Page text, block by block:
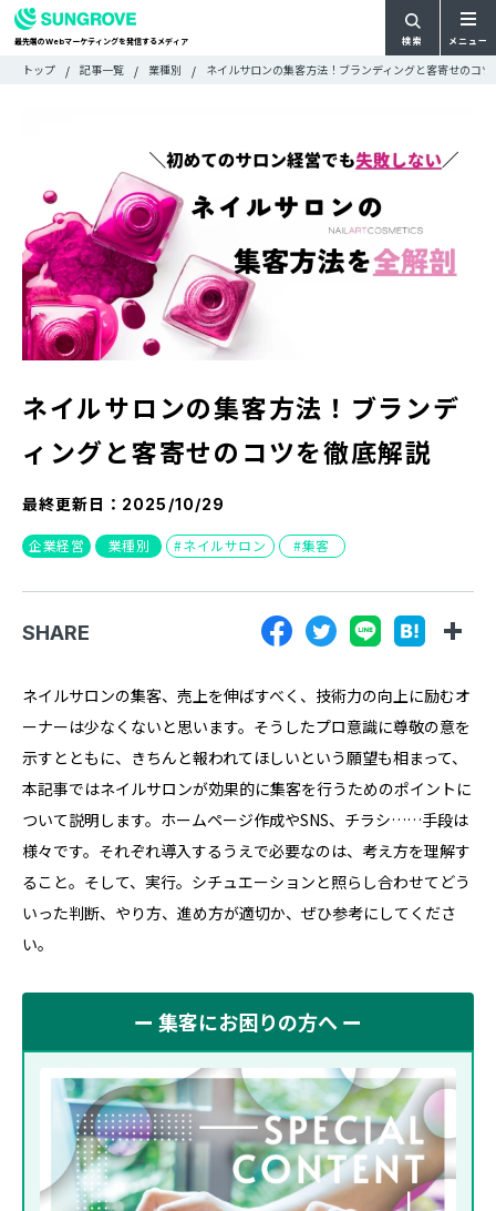
最先端のWebマーケティングを発信するメディア 検索 メニュー
覧
カテゴリで探す
タグで探す
WRITER
ライターで探す
FEATURE
特集
MOVIE
動画
DOCUMENT
『SUNGROVE』について
利用規約
特定商取引法に基づく表記
プライバシーポリシー
運営会社
検
検
トップ 記事一覧 業種別 ネイルサロンの集客方法！ブランディングと客寄せのコ
ネイルサロンの集客方法！ブランデ
ィングと客寄せのコツを徹底解説
最終更新日： 2025/10/29
企業経営 業種別 ネイルサロン 集客
SHARE
ネイルサロンの集客、売上を伸ばすべく、技術力の向上に励むオ
ーナーは少なくないと思います。そうしたプロ意識に尊敬の意を
示すとともに、きちんと報われてほしいという願望も相まって、
本記事ではネイルサロンが効果的に集客を行うためのポイントに
ついて説明します。ホームページ作成やSNS、チラシ……手段は
様々です。それぞれ導入するうえで必要なのは、考え方を理解す
ること。そして、実行。シチュエーションと照らし合わせてどう
いった判断、やり方、進め方が適切か、ぜひ参考にしてくださ
い。
ー 集客にお困りの方へ ー